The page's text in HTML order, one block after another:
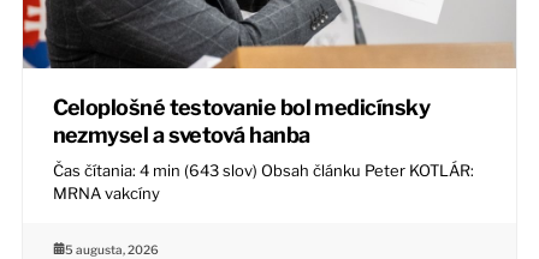
Celoplošné testovanie bol medicínsky
nezmysel a svetová hanba
Čas čítania: 4 min (643 slov) Obsah článku Peter KOTLÁR:
MRNA vakcíny
5 augusta, 2026